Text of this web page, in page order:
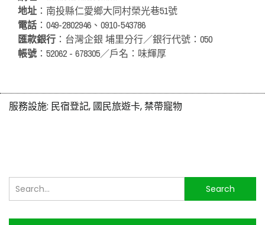
地址 ：南投縣仁愛鄉大同村榮光巷51號
電話 ：049-2802946、0910-543786
匯款銀行 ：台灣企銀 埔里分行／銀行代號：050
帳號 ：52062 - 678305／戶名：味輝厚
服務設施: 民宿登記, 國民旅遊卡, 禁帶寵物
搜
尋...
Search